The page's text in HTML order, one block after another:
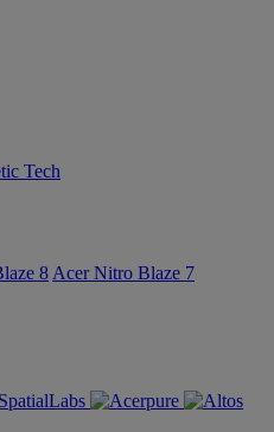
Tech
8 Acer Nitro Blaze 7